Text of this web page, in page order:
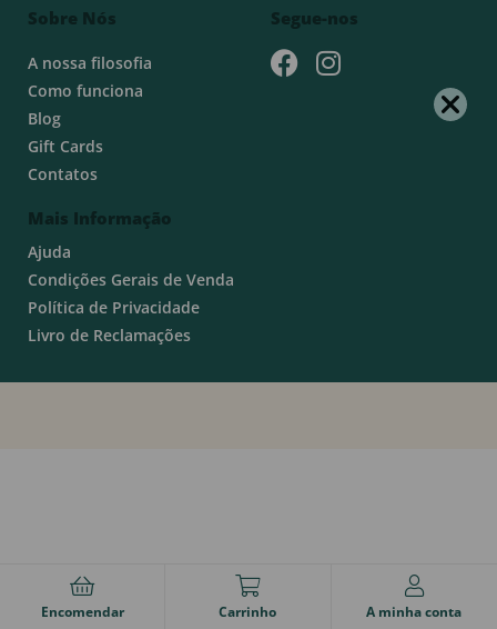
Sobre Nós
A nossa filosofia
Como funciona
Blog
Gift Cards
Contatos
Mais Informação
Ajuda
Condições Gerais de Venda
Política de Privacidade
Livro de Reclamações
Segue-nos
Encomendar Carrinho A minha conta